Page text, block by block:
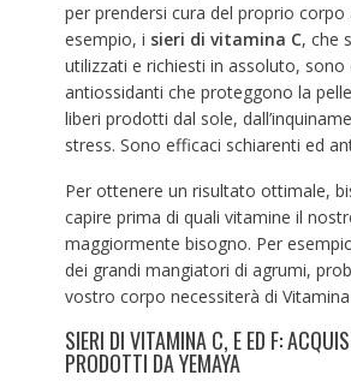
per prendersi cura del proprio corpo
esempio, i sieri di vitamina C, che
utilizzati e richiesti in assoluto,
antiossidanti che proteggono la
liberi prodotti dal sole,
stress. Sono efficaci schiarenti ed
Per ottenere un risultato ottimale,
capire prima di quali vitamine il
maggiormente bisogno. Per
dei grandi mangiatori di agrumi,
vostro corpo necessiterà di Vitamina
SIERI DI VITAMINA C, E ED F:
PRODOTTI DA YEMAYA